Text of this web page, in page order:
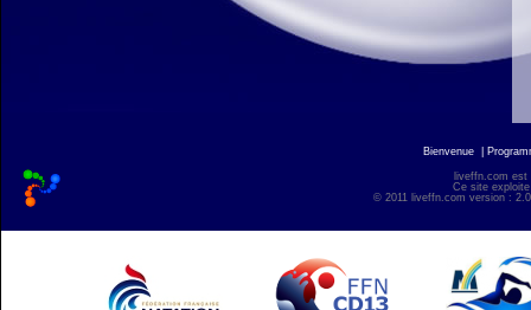
Bienvenue
liveffn.com est
Ce site
© 2011 liveffn.com version :